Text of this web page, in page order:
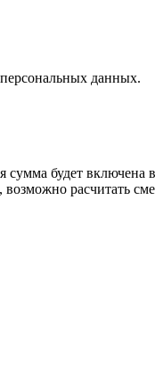
данных.
будет включена
расчитать